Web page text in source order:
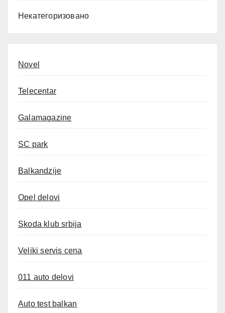
Некатегоризовано
Novel
Telecentar
Galamagazine
SC park
Balkandzije
Opel delovi
Skoda klub srbija
Veliki servis cena
011 auto delovi
Auto test balkan